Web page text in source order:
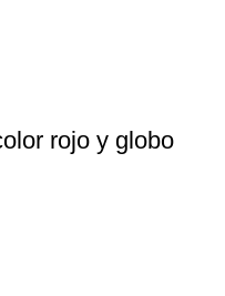
rojo y globo